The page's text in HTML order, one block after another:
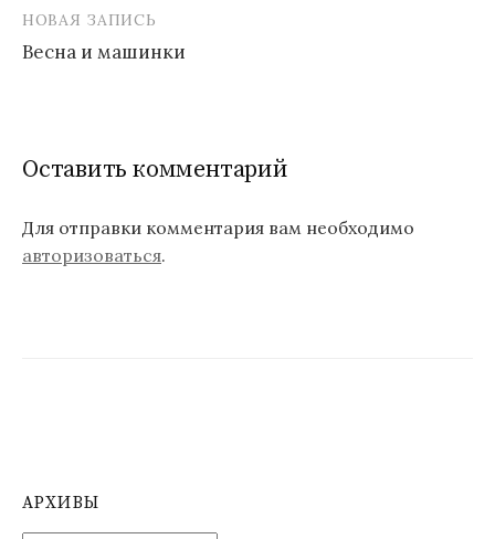
а
ц
и
п
НОВАЯ ЗАПИСЬ
Весна и машинки
Оставить комментарий
Для отправки комментария вам необходимо
авторизоваться.
АРХИВЫ